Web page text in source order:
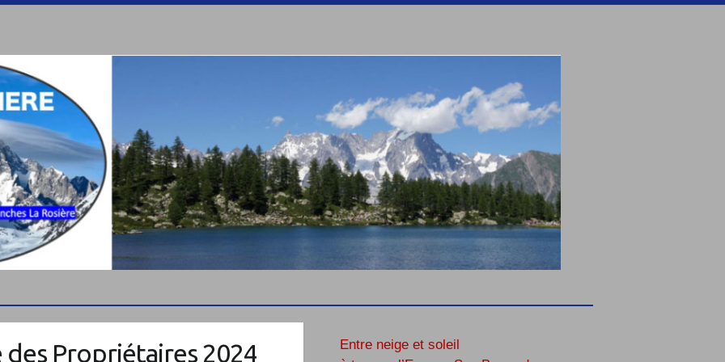
des Propriétaires 2024
Entre neige et soleil